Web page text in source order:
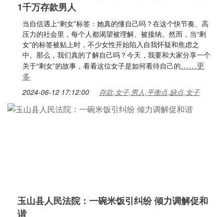
1千万存款男人
当自信遇上“剩女”标签：她真的懂自己吗？在这个快节奏、高
压力的社会里，每个人都渴望被理解、被接纳。然而，当“剩
女”的标签被贴上时，不少女性开始陷入自我怀疑和焦虑之
中。那么，我们真的了解自己吗？今天，我要和大家分享一个
关于“剩女”的故事，看看这位女子是如何看待自己的……更
多
2024-06-12 17:12:00 存款,女子,男人,平衡点,缺点,女子
玉山县人民法院：一碗米饭引纠纷 倾力调解促和
谐